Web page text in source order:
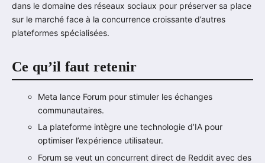
dans le domaine des réseaux sociaux pour préserver sa place
sur le marché face à la concurrence croissante d’autres
plateformes spécialisées.
Ce qu’il faut retenir
Meta lance Forum pour stimuler les échanges
communautaires.
La plateforme intègre une technologie d’IA pour
optimiser l’expérience utilisateur.
Forum se veut un concurrent direct de Reddit avec des